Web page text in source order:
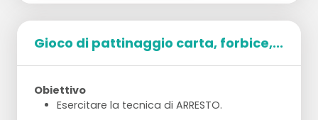
Gioco di pattinaggio carta, forbice,...
Obiettivo
Esercitare la tecnica di ARRESTO.